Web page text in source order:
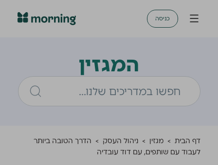
כניסה
המגזין
דף הבית > מגזין > ניהול העסק > הדרך הטובה ביותר
לעבוד עם שותפים, עם דוד עובדיה